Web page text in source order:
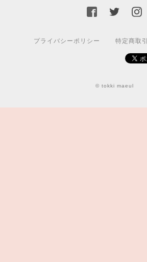
プライバシーポリシー 特定商取
© tokki maeul